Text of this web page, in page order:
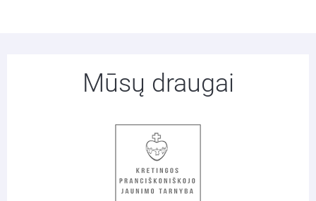
Mūsų draugai